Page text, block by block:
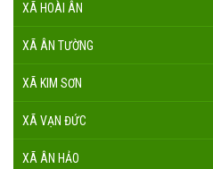
XÃ HOÀI ÂN
XÃ ÂN TƯỜNG
XÃ KIM SƠN
XÃ VẠN ĐỨC
XÃ ÂN HẢO